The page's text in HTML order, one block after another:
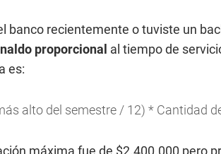
banco recientemente o tuviste un
proporcional al tiempo de
es:
alto del semestre / 12) * Cantidad
máxima fue de $2.400.000 pero